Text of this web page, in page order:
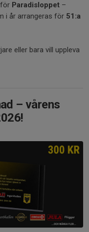
Paradisloppet –
i år arrangeras för 51:a
eller bara vill uppleva
– vårens